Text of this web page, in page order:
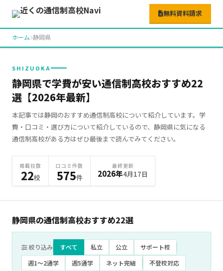
無料資料請求
ホーム 静岡県
SHIZUOKA
静岡県で学費が安い通信制高校おすすめ22
選【2026年最新】
本記事では静岡のおすすめ通信制高校について紹介しています。学
費・口コミ・選び方について紹介しているので、静岡県に気になる
通信制高校がある方はぜひ最後まで読んでみてください。
掲載校数
22校
口コミ件数
575件
最終更新
2026年4月17日
静岡県の通信制高校おすすめ22選
絞り込み すべて 私立 公立
サポート校
週1〜2通学
週5通学 ネット完結
不登校対応